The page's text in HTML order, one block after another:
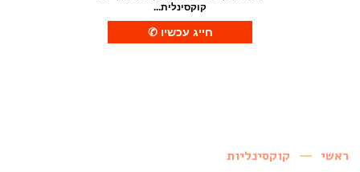
קוקסינלית...
ראשי קוקסינליות